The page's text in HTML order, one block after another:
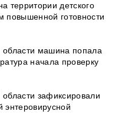
территории детского
повышенной готовности
области машина попала
начала проверку
зафиксировали
энтеровирусной